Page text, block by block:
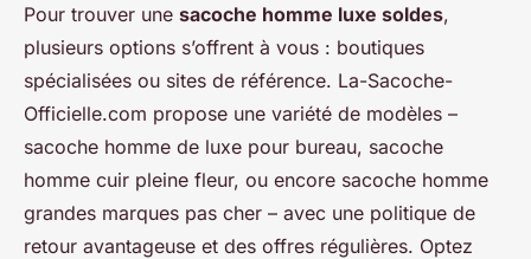
Pour trouver une sacoche homme luxe soldes,
plusieurs options s’offrent à vous : boutiques
spécialisées ou sites de référence. La-Sacoche-
Officielle.com propose une variété de modèles –
sacoche homme de luxe pour bureau, sacoche
homme cuir pleine fleur, ou encore sacoche homme
grandes marques pas cher – avec une politique de
retour avantageuse et des offres régulières. Optez